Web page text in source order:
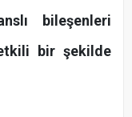
bileşenleri
bir şekilde